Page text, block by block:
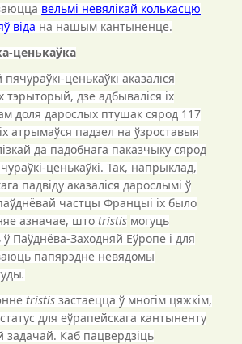
вельмі невялікай колькасцю
віда на нашым кантыненце.
ценькаўка
пячураўкі-ценькаўкі аказаліся
дзе адбываліся іх
доля дарослых птушак сярод 117
атрымаўся падзел на ўзроставыя
да падобнага паказчыку сярод
ценькаўкі. Так, напрыклад,
падвіду аказаліся дарослымі ў
частцы Францыі іх было
азначае, штоtristis могуць
ў Паўднёва-Заходняй Еўропе і для
папярэдне невядомы
.
tristis застаецца ў многім цяжкім,
для еўрапейскага кантыненту
задачай.Каб пацвердзіць